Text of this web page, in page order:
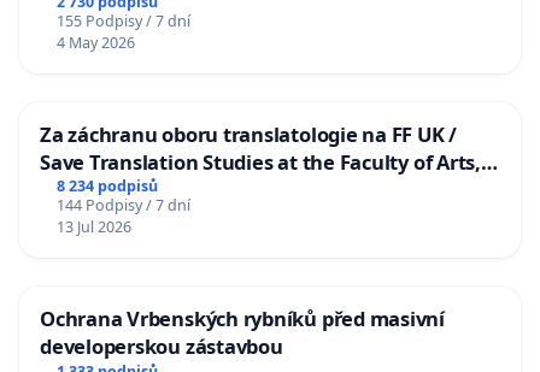
155 Podpisy / 7 dní
4 May 2026
Za záchranu oboru translatologie na FF UK /
Save Translation Studies at the Faculty of Arts,
Charles University
8 234 podpisů
144 Podpisy / 7 dní
13 Jul 2026
Ochrana Vrbenských rybníků před masivní
developerskou zástavbou